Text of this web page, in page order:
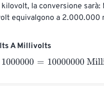
la conversione
equivalgono a 2.000.000
A Millivolts
=10000000 Millivolts